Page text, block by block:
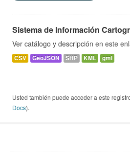
Sistema de Información
Ver catálogo y descripción en este
CSV GeoJSON SHP KML gml
Usted también puede acceder a este
Docs).